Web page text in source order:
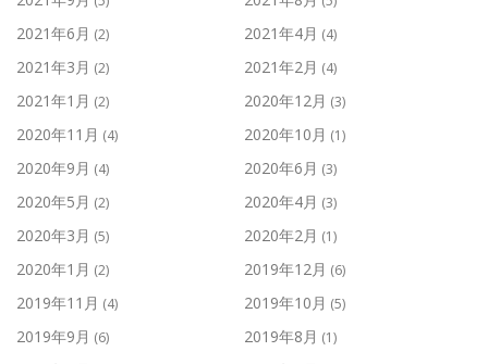
2021年6月 (2) 2021年4月 (4)
2021年3月 (2) 2021年2月 (4)
2021年1月 (2) 2020年12月 (3)
2020年11月 (4) 2020年10月 (1)
2020年9月 (4) 2020年6月 (3)
2020年5月 (2) 2020年4月 (3)
2020年3月 (5) 2020年2月 (1)
2020年1月 (2) 2019年12月 (6)
2019年11月 (4) 2019年10月 (5)
2019年9月 (6) 2019年8月 (1)